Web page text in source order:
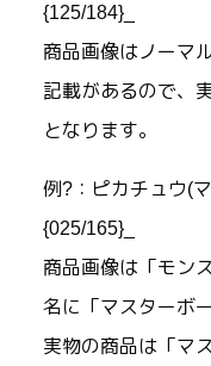
{125/184}_
商品画像はノーマ
記載があるので、
となります。
例?：ピカチュウ(
{025/165}_
商品画像は「モン
名に「マスターボ
実物の商品は「マ